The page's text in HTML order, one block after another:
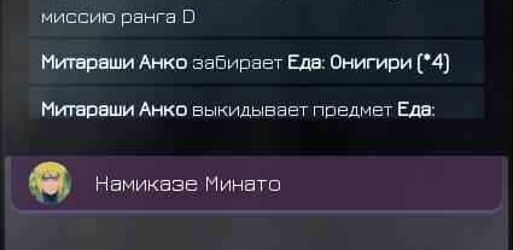
миссию ранга D
Митараши Анко забирает Еда: Онигири (*4)
Митараши Анко выкидывает предмет Еда:
Ямато получил награду за миссию ранга C
Намиказе Минато